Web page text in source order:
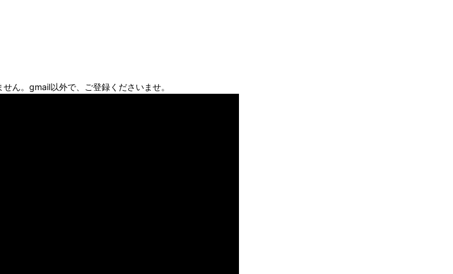
ん。gmail以外で、ご登録くださいませ。